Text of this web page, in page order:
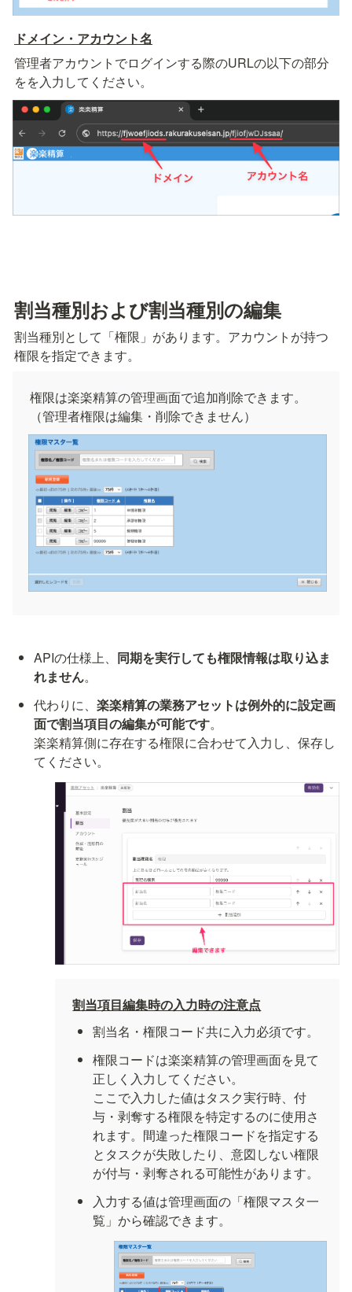
ドメイン・アカウント名
管理者アカウントでログインする際のURLの以下の部分
をを入力してください。
割当種別および割当種別の編集
割当種別として「権限」があります。アカウントが持つ
権限を指定できます。
権限は楽楽精算の管理画面で追加削除できます。
（管理者権限は編集・削除できません）
APIの仕様上、 同期を実行しても権限情報は取り込ま
れません。
代わりに、楽楽精算の業務アセットは例外的に設定画
面で割当項目の編集が可能です。
楽楽精算側に存在する権限に合わせて入力し、保存し
てください。
割当項目編集時の入力時の注意点
割当名・権限コード共に入力必須です。
権限コードは楽楽精算の管理画面を見て
正しく入力してください。
ここで入力した値はタスク実行時、付
与・剥奪する権限を特定するのに使用さ
れます。間違った権限コードを指定する
とタスクが失敗したり、意図しない権限
が付与・剥奪される可能性があります。
入力する値は管理画面の「権限マスタ一
覧」から確認できます。